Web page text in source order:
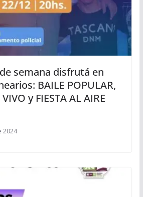
semana disfrutá en
BAILE POPULAR,
y FIESTA AL AIRE
2024